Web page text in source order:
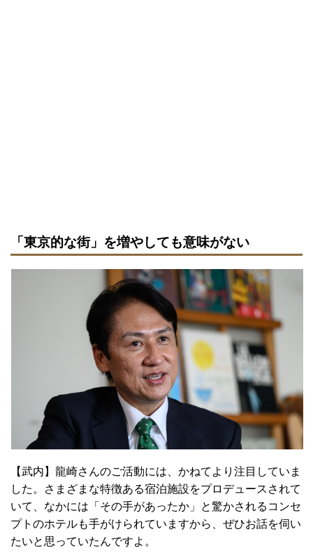
「東京的な街」を増やしても意味がない
【武内】龍崎さんのご活動には、かねてより注目していま
した。さまざまな特徴ある宿泊施設をプロデュースされて
いて、なかには「その手があったか」と驚かされるコンセ
プトのホテルも手がけられていますから、ぜひお話を伺い
たいと思っていたんですよ。